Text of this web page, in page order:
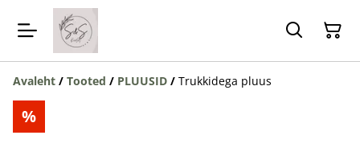
Avaleht / Tooted / PLUUSID / Trukkidega pluus
%